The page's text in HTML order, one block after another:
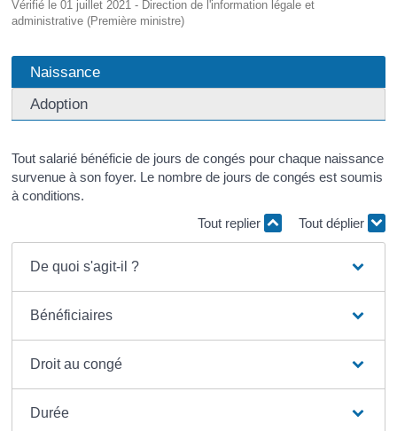
Vérifié le 01 juillet 2021 - Direction de l'information légale et
administrative (Première ministre)
Naissance
Adoption
Tout salarié bénéficie de jours de congés pour chaque naissance
survenue à son foyer. Le nombre de jours de congés est soumis
à conditions.
Tout replier
Tout déplier
De quoi s'agit-il ?
Bénéficiaires
Droit au congé
Durée